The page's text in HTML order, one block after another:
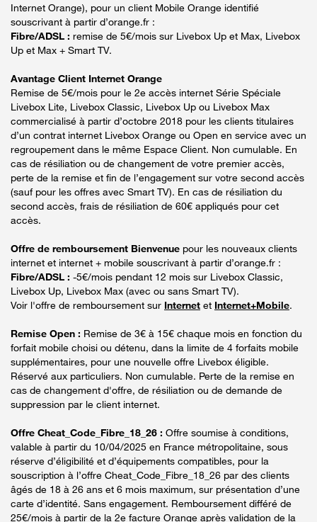
Internet Orange), pour un client Mobile Orange identifié
souscrivant à partir d’orange.fr :
Fibre/ADSL : remise de 5€/mois sur Livebox Up et Max, Livebox
Up et Max + Smart TV.
Avantage Client Internet Orange
Remise de 5€/mois pour le 2e accès internet Série Spéciale
Livebox Lite, Livebox Classic, Livebox Up ou Livebox Max
commercialisé à partir d’octobre 2018 pour les clients titulaires
d’un contrat internet Livebox Orange ou Open en service avec un
regroupement dans le même Espace Client. Non cumulable. En
cas de résiliation ou de changement de votre premier accès,
perte de la remise et fin de l’engagement sur votre second accès
(sauf pour les offres avec Smart TV). En cas de résiliation du
second accès, frais de résiliation de 60€ appliqués pour cet
accès.
Offre de remboursement Bienvenue pour les nouveaux clients
internet et internet + mobile souscrivant à partir d’orange.fr :
Fibre/ADSL : -5€/mois pendant 12 mois sur Livebox Classic,
Livebox Up, Livebox Max (avec ou sans Smart TV).
Voir l'offre de remboursement sur Internet et Internet+Mobile.
Remise Open : Remise de 3€ à 15€ chaque mois en fonction du
forfait mobile choisi ou détenu, dans la limite de 4 forfaits mobile
supplémentaires, pour une nouvelle offre Livebox éligible.
Réservé aux particuliers. Non cumulable. Perte de la remise en
cas de changement d'offre, de résiliation ou de demande de
suppression par le client internet.
Offre Cheat_Code_Fibre_18_26 : Offre soumise à conditions,
valable à partir du 10/04/2025 en France métropolitaine, sous
réserve d’éligibilité et d’équipements compatibles, pour la
souscription à l’offre Cheat_Code_Fibre_18_26 par des clients
âgés de 18 à 26 ans et 6 mois maximum, sur présentation d’une
carte d’identité. Sans engagement. Remboursement différé de
25€/mois à partir de la 2e facture Orange après validation de la